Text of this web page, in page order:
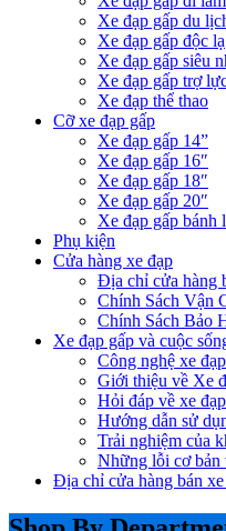
Xe đạp gấp du
Xe đạp gấp độc lạ
Xe đạp gấp siêu
Xe đạp gấp trợ
Xe đạp thể thao
Cỡ xe đạp gấp
Xe đạp gấp 14”
Xe đạp gấp 16″
Xe đạp gấp 18″
Xe đạp gấp 20″
Xe đạp gấp bánh
Phụ kiện
Cửa hàng xe đạp
Địa chỉ cửa hàng
Chính Sách Vận
Chính Sách Bảo
Xe đạp gấp và cuộc
Công nghệ xe đạp
Giới thiệu về Xe
Hỏi đáp về xe
Hướng dẫn sử
Trải nghiệm của
Những lỗi cơ bản
Địa chỉ cửa hàng bán